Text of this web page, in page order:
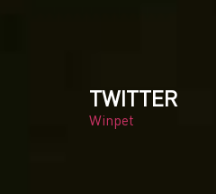
TWITTER
Winpet